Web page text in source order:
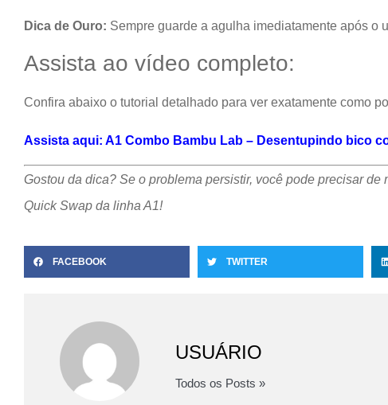
Dica de Ouro: Sempre guarde a agulha imediatamente após o
Assista ao vídeo completo:
Confira abaixo o tutorial detalhado para ver exatamente como
Assista aqui: A1 Combo Bambu Lab – Desentupindo bico
Gostou da dica? Se o problema persistir, você pode precisar
Quick Swap da linha A1!
FACEBOOK TWITTER
USUÁRIO
Todos os Posts »